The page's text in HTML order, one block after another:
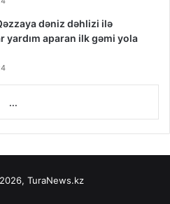
dəniz dəhlizi ilə
yardım aparan ilk gəmi yola
...
TuraNews.kz